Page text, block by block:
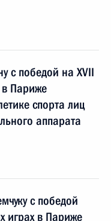
с победой на XVII
в Париже
спорта лиц
аппарата
с победой
играх в Париже